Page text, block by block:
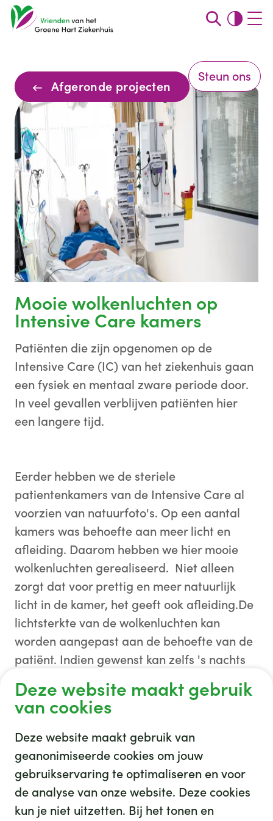
Steun ons
Afgeronde projecten
Mooie wolkenluchten op
Intensive Care kamers
Patiënten die zijn opgenomen op de
Intensive Care (IC) van het ziekenhuis gaan
een fysiek en mentaal zware periode door.
In veel gevallen verblijven patiënten hier
een langere tijd.
Eerder hebben we de steriele
patientenkamers van de Intensive Care al
voorzien van natuurfoto's. Op een aantal
kamers was behoefte aan meer licht en
afleiding. Daarom hebben we hier mooie
wolkenluchten gerealiseerd. Niet alleen
zorgt dat voor prettig en meer natuurlijk
licht in de kamer, het geeft ook afleiding.De
lichtsterkte van de wolkenluchten kan
worden aangepast aan de behoefte van de
patiënt. Indien gewenst kan zelfs 's nachts
maken we het verblijf op de IC net wat
aangenamer.
Afgeronde projecten
Deze website maakt gebruik
van cookies
Deze website maakt gebruik van
geanonimiseerde cookies om jouw
gebruikservaring te optimaliseren en voor
de analyse van onze website. Deze cookies
kun je niet uitzetten. Bij het tonen en